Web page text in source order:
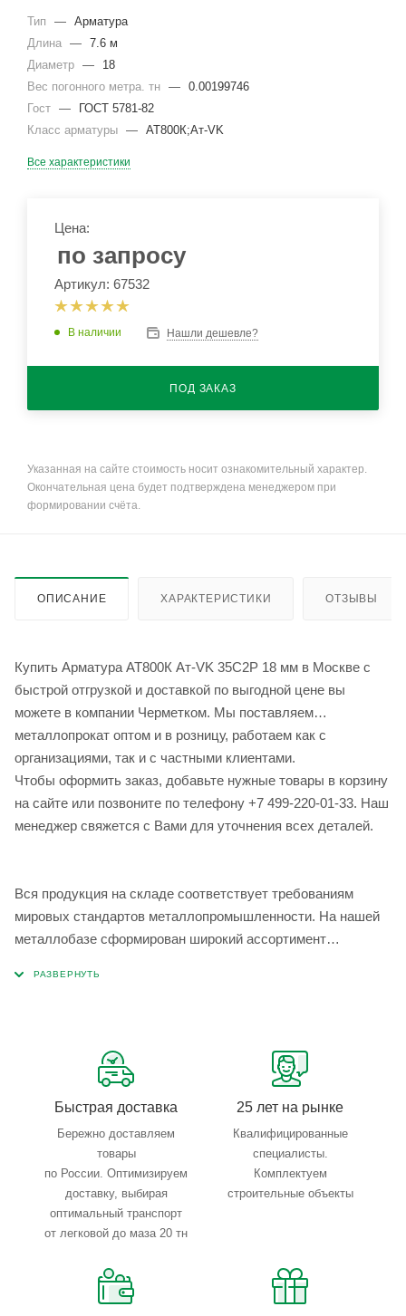
Тип — Арматура
Длина — 7.6 м
Диаметр —
18
Вес погонного метра. тн — 0.00199746
Гост —
ГОСТ 5781-82
Класс арматуры — АТ800К;Ат-VK
Все характеристики
Цена:
по запросу
Артикул: 67532
В наличии Нашли дешевле?
ПОД ЗАКАЗ
Указанная на сайте стоимость носит ознакомительный характер.
Окончательная цена будет подтверждена менеджером при
формировании счёта.
ОПИСАНИЕ ХАРАКТЕРИСТИКИ ОТЗЫВЫ
Купить Арматура АТ800К Ат-VK 35С2Р 18 мм в Москве с
быстрой отгрузкой и доставкой по выгодной цене вы
можете в компании Черметком. Мы поставляем
металлопрокат оптом и в розницу, работаем как с
организациями, так и с частными клиентами.
Чтобы оформить заказ, добавьте нужные товары в корзину
на сайте или позвоните по телефону +7 499-220-01-33. Наш
менеджер свяжется с Вами для уточнения всех деталей.
Вся продукция на складе соответствует требованиям
мировых стандартов металлопромышленности. На нашей
металлобазе сформирован широкий ассортимент
Быстрая доставка
Бережно доставляем
товары
по России. Оптимизируем
доставку, выбирая
оптимальный транспорт
от легковой до маза 20 тн
25 лет на рынке
Квалифицированные
специалисты.
Комплектуем
строительные объекты